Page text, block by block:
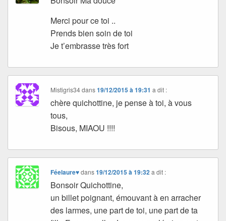
Merci pour ce toi ..
Prends bien soin de toi
Je t’embrasse très fort
Mistigris34dans19/12/2015 à 19:31 a dit :
chère quichottine, je pense à toi, à vous
tous,
Bisous, MIAOU !!!!
Féelaure♥dans19/12/2015 à 19:32 a dit :
Bonsoir Quichottine,
un billet poignant, émouvant à en arracher
des larmes, une part de toi, une part de ta